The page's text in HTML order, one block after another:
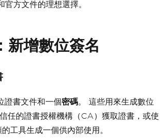
官方文件的理想選擇。
新增數位簽名
證書文件和一個密碼。 這些用來生成數位
任的證書授權機構（CA）獲取證書，或使
工具生成一個供內部使用。